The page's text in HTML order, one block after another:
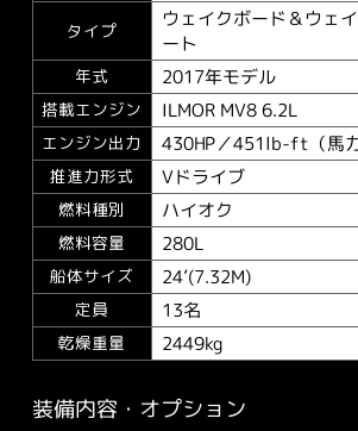
タイプ ウェイクボード＆ウェ
ート
年式 2017年モデル
搭載エンジン ILMOR MV8 6.2L
エンジン出力 430HP／451lb-ft（馬力
推進力形式 Vドライブ
燃料種別 ハイオク
燃料容量 280L
船体サイズ 24’(7.32M)
定員 13名
乾燥重量 2449kg
装備内容・オプション